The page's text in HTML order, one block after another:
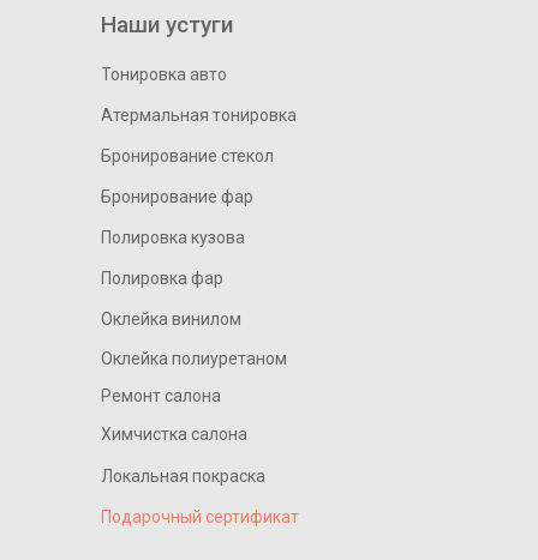
Наши устуги
Тонировка авто
Атермальная тонировка
Бронирование стекол
Бронирование фар
Локальная покраска
Подарочный сертификат
Оклейка винилом
Оклейка полиуретаном
Химчистка салона
Полировка кузова
Полировка фар
Ремонт салона